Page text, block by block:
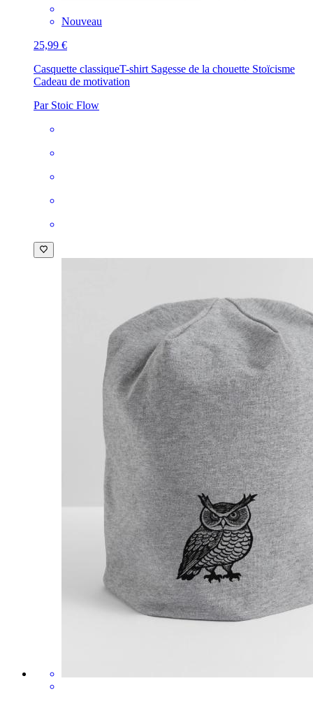
Nouveau
25,99 €
Casquette classiqueT-shirt Sagesse de la chouette Stoïcisme
Cadeau de motivation
Par Stoic Flow